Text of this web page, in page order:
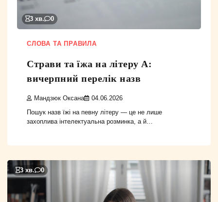
3 хв. 0
СЛОВА ТА ПРАВИЛА
Страви та їжа на літеру А:
вичерпний перелік назв
Мандзюк Оксана 04.06.2026
Пошук назв їжі на певну літеру — це не лише
захоплива інтелектуальна розминка, а й…
3 хв. 0